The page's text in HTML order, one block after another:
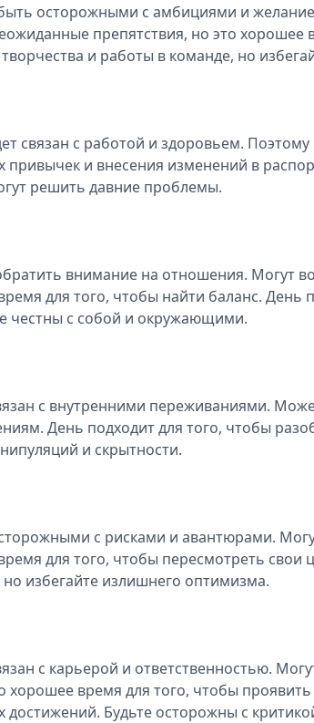
осторожными с амбициями и
препятствия, но это хорошее
и работы в команде, но
связан с работой и здоровьем.
привычек и внесения изменений в
решить давние проблемы.
внимание на отношения. Могут
для того, чтобы найти баланс. День
честны с собой и окружающими.
с внутренними переживаниями.
День подходит для того, чтобы
и скрытности.
с рисками и авантюрами.
для того, чтобы пересмотреть свои
избегайте излишнего оптимизма.
с карьерой и ответственностью.
хорошее время для того, чтобы
достижений. Будьте осторожны с